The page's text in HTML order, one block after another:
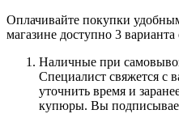
Оплачивайте покупки
магазине доступно 3
Наличные при
Специалист свяжется с
уточнить время и
купюры. Вы